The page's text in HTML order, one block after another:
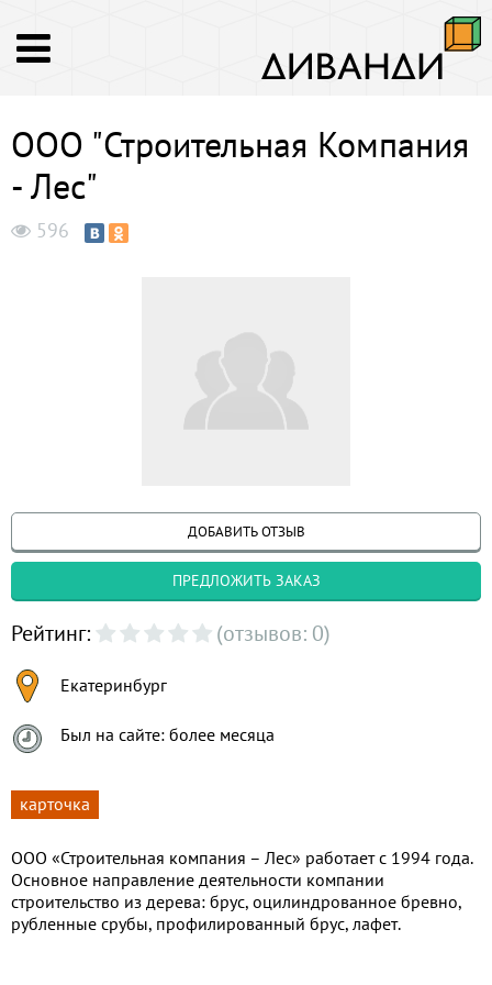
OOO "Строительная Компания
- Лес"
596
ДОБАВИТЬ ОТЗЫВ
ПРЕДЛОЖИТЬ ЗАКАЗ
Рейтинг: (отзывов: 0)
Екатеринбург
Был на сайте: более месяца
карточка
ООО «Строительная компания – Лес» работает с 1994 года.
Основное направление деятельности компании
строительство из дерева: брус, оцилиндрованное бревно,
рубленные срубы, профилированный брус, лафет.